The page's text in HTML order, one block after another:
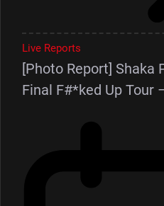
Live Reports
[Photo Report] Shaka
Final F#*ked Up Tour